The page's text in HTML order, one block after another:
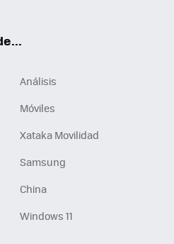
Análisis
Móviles
Xataka Movilidad
Samsung
China
Windows 11